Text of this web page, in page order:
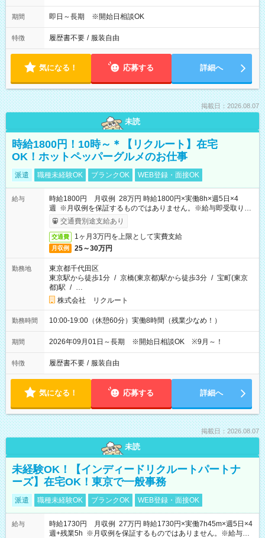
期間 即日～長期 ※開始日相談OK
特徴 履歴書不要 / 服装自由
気になる！ 応募する 詳細へ
掲載日：2026.08.07
未読
時給1800円！10時～＊【リクルート】在宅
OK！ホットペッパーグルメのお仕事
派遣 職種未経験OK ブランクOK WEB登録・面接OK
給与
時給1800円 月収例 28万円 時給1800円×実働8h×週5日×4
週 ※月収例を保証するものではありません。※給与即受取りサ
ービス利用可（利用条件有）
交通費別途支給あり
交通費 1ヶ月3万円を上限として実費支給
月収例 25～30万円
勤務地
東京都千代田区
東京駅から徒歩1分 / 京橋(東京都)駅から徒歩3分 / 宝町(東京
都)駅 / …
株式会社 リクルート
勤務時間 10:00-19:00（休憩60分）実働8時間（残業少なめ！）
期間 2026年09月01日～長期 ※開始日相談OK ※9月～！
特徴 履歴書不要 / 服装自由
気になる！ 応募する 詳細へ
掲載日：2026.08.07
未読
未経験OK！【インディードリクルートパートナ
ーズ】在宅OK！東京で一般事務
派遣 職種未経験OK ブランクOK WEB登録・面接OK
給与
時給1730円 月収例 27万円 時給1730円×実働7h45m×週5日×4
週+残業5h ※月収例を保証するものではありません。※給与即